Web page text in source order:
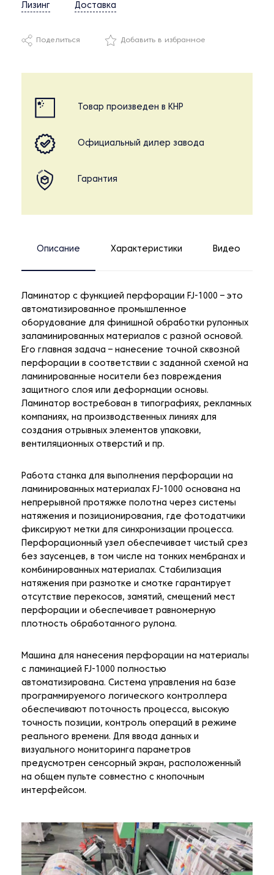
Лизинг Доставка
Поделиться Добавить в избранное
Товар произведен в КНР
Официальный дилер завода
Гарантия
Описание Характеристики Видео
Ламинатор с функцией перфорации FJ-1000 – это
автоматизированное промышленное
оборудование для финишной обработки рулонных
заламинированных материалов с разной основой.
Его главная задача – нанесение точной сквозной
перфорации в соответствии с заданной схемой на
ламинированные носители без повреждения
защитного слоя или деформации основы.
Ламинатор востребован в типографиях, рекламных
компаниях, на производственных линиях для
создания отрывных элементов упаковки,
вентиляционных отверстий и пр.
Работа станка для выполнения перфорации на
ламинированных материалах FJ-1000 основана на
непрерывной протяжке полотна через системы
натяжения и позиционирования, где фотодатчики
фиксируют метки для синхронизации процесса.
Перфорационный узел обеспечивает чистый срез
без заусенцев, в том числе на тонких мембранах и
комбинированных материалах. Стабилизация
натяжения при размотке и смотке гарантирует
отсутствие перекосов, замятий, смещений мест
перфорации и обеспечивает равномерную
плотность обработанного рулона.
Машина для нанесения перфорации на материалы
с ламинацией FJ-1000 полностью
автоматизирована. Система управления на базе
программируемого логического контроллера
обеспечивают поточность процесса, высокую
точность позиции, контроль операций в режиме
реального времени. Для ввода данных и
визуального мониторинга параметров
предусмотрен сенсорный экран, расположенный
на общем пульте совместно с кнопочным
интерфейсом.